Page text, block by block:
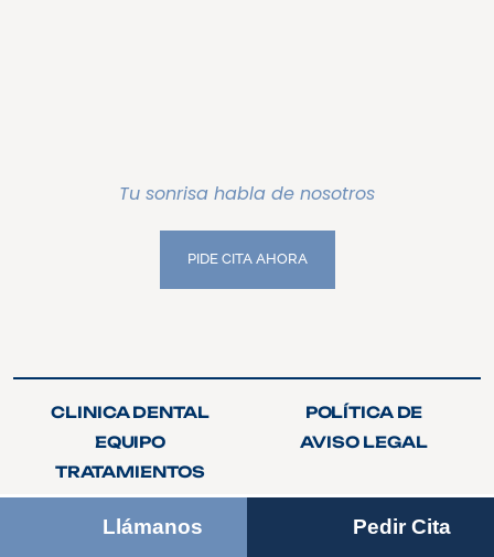
Tu sonrisa habla de nosotros
PIDE CITA AHORA
CLINICA DENTAL
EQUIPO
TRATAMIENTOS
CONTACTO
CONTACTO
POLÍTICA DE
PRIVACIDAD
AVISO LEGAL
Llámanos Pedir Cita